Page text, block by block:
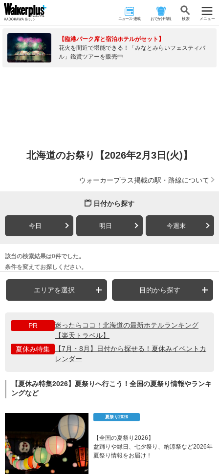
ニュース･連載 おでかけ情報 検 索 メニュー
【臨港パーク席と宿泊ホテルがセット】
花火を間近で堪能できる！「みなとみらいフェスティバ
ル」鑑賞ツアーを販売中
北海道のお祭り【2026年2月3日(火)】
ウォーカープラス掲載の駅・路線について
日付から探す
今日 明日 今週末
該当の検索結果は0件でした。
条件を変えてお探しください。
エリアを選択 目的から探す
PR
迷ったらココ！北海道の最新ホテルランキング
【楽天トラベル】
夏休み特集
【7月・8月】日付から探せる！夏休みイベントカ
レンダー
【夏休み特集2026】夏祭りへ行こう！全国の夏祭り情報やランキ
ングなど
夏祭り2026
【全国の夏祭り2026】
盆踊りや縁日、七夕祭り、納涼祭など2026年
夏祭り情報をお届け！